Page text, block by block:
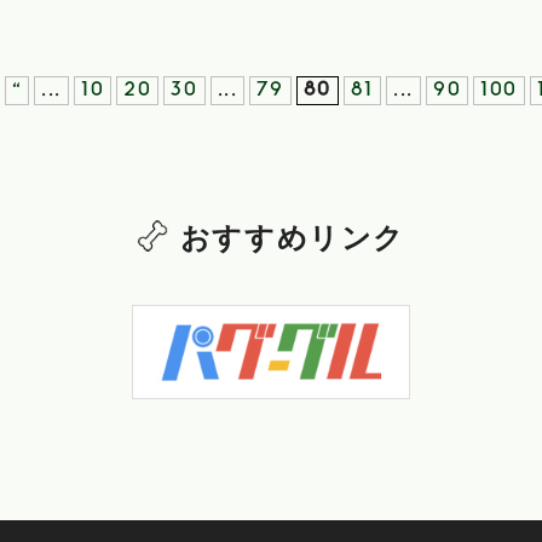
« ... 10 20 30 ... 79 80 81 ... 90 100
おすすめリンク